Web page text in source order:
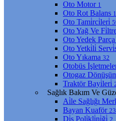
Oto Motor 1
Oto Rot Balans 1
Oto Tami̇rci̇leri̇
Oto Yağ Ve
Oto Yedek Parça
Oto Yetki̇li̇
Oto Yıkama 32
Otobüs
Otogaz
Traktör Bayi̇leri̇
Sağlık Bakım Ve
Ai̇le Sağlığı
Bayan Kuaför 23
Di̇ş Poli̇kli̇ni̇ği̇ 2